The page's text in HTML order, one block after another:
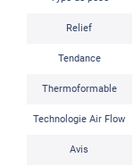
Relief
Tendance
Thermoformable
Technologie Air Flow
Avis